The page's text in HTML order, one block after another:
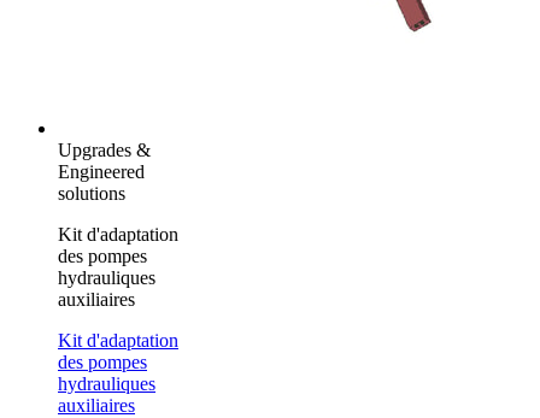
Upgrades &
Engineered
solutions
Kit d'adaptation
des pompes
hydrauliques
auxiliaires
Kit d'adaptation
des pompes
hydrauliques
auxiliaires